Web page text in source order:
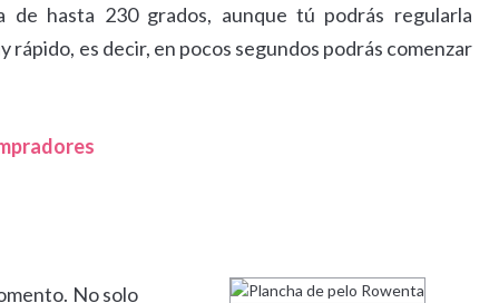
hasta 230 grados, aunque tú podrás regularla
es decir, en pocos segundos podrás comenzar
No solo